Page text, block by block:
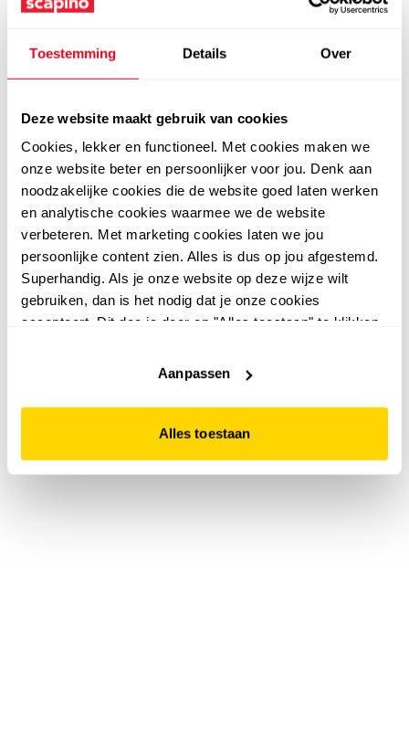
Toestemming Details Over
Deze website maakt gebruik van cookies
Cookies, lekker en functioneel. Met cookies maken we
onze website beter en persoonlijker voor jou. Denk aan
noodzakelijke cookies die de website goed laten werken
en analytische cookies waarmee we de website
verbeteren. Met marketing cookies laten we jou
persoonlijke content zien. Alles is dus op jou afgestemd.
Superhandig. Als je onze website op deze wijze wilt
gebruiken, dan is het nodig dat je onze cookies
accepteert. Dit doe je door op "Alles toestaan" te klikken.
website niet optimaal functioneert.
Aanpassen
Alles toestaan